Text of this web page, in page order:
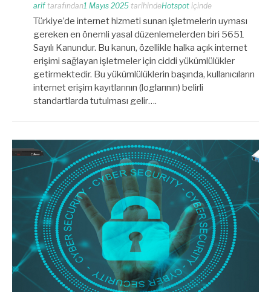
arif tarafından1 Mayıs 2025 tarihindeHotspot içinde
Türkiye’de internet hizmeti sunan işletmelerin uyması
gereken en önemli yasal düzenlemelerden biri 5651
Sayılı Kanundur. Bu kanun, özellikle halka açık internet
erişimi sağlayan işletmeler için ciddi yükümlülükler
getirmektedir. Bu yükümlülüklerin başında, kullanıcıların
internet erişim kayıtlarının (loglarının) belirli
standartlarda tutulması gelir….